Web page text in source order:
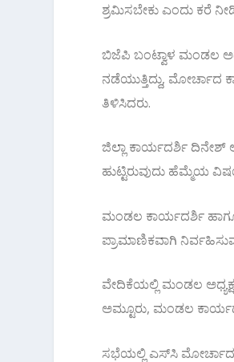
ಶ್ರಮಿಸಬೇಕು ಎಂದು ಕರೆ
ಬಿಜೆಪಿ ಬಂಟ್ವಾಳ ಮಂಡಲ
ನಡೆಯುತ್ತಿದ್ದು, ಮೋರ್ಚಾದ
ತಿಳಿಸಿದರು.
ಜಿಲ್ಲಾ ಕಾರ್ಯದರ್ಶಿ ದಿನೇಶ್
ಹುಟ್ಟಿರುವುದು ಹೆಮ್ಮೆಯ
ಮಂಡಲ ಕಾರ್ಯದರ್ಶಿ ಹಾಗೂ
ಪ್ರಾಮಾಣಿಕವಾಗಿ
ವೇದಿಕೆಯಲ್ಲಿ ಮಂಡಲ
ಅಮ್ಟೂರು, ಮಂಡಲ
ಸಭೆಯಲ್ಲಿ ಎಸ್‌ಸಿ ಮೋರ್ಚಾದ